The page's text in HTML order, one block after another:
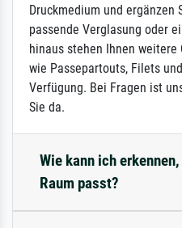
Druckmedium und ergänzen
passende Verglasung oder
hinaus stehen Ihnen
wie Passepartouts, Filets
Verfügung. Bei Fragen ist
Sie da.
Wie kann ich
Raum passt?